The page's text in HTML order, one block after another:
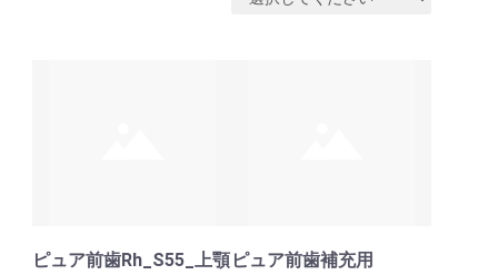
ピュア前歯Rh_S55_上顎 ピュア前歯補充用